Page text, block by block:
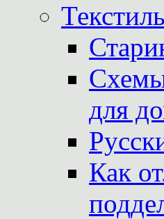
для
Как